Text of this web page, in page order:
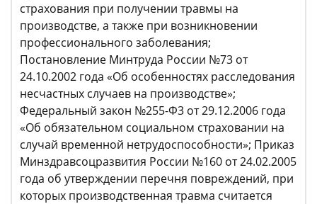
страхования при получении травмы на
производстве, а также при возникновении
профессионального заболевания;
Постановление Минтруда России №73 от
24.10.2002 года «Об особенностях расследования
несчастных случаев на производстве»;
Федеральный закон №255-Ф3 от 29.12.2006 года
«Об обязательном социальном страховании на
случай временной нетрудоспособности»; Приказ
Минздравсоцразвития России №160 от 24.02.2005
года об утверждении перечня повреждений, при
которых производственная травма считается